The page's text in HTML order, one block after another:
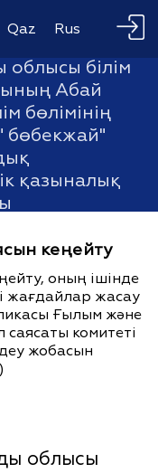
Qaz Rus
облысы білім
Абай
бөлімінің
бөбекжай"
қазыналық
кеңейту
оның ішінде
жағдайлар жасау
Ғылым және
саясаты комитеті
жобасын
облысы